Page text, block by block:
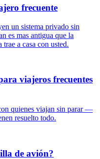
frecuente
un sistema privado sin
es mas antigua que la
a casa con usted.
viajeros frecuentes
quienes viajan sin parar —
resuelto todo.
de avión?